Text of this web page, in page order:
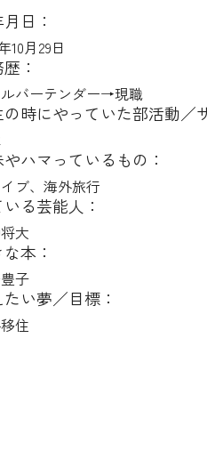
日：
10月29日
：
バーテンダー→現職
の時にやっていた部活動／
ハマっているもの：
イブ、海外旅行
る芸能人：
大
本：
子
い夢／目標：
住